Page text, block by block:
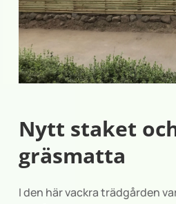
Nytt staket
gräsmatta
I den här vackra trädgården